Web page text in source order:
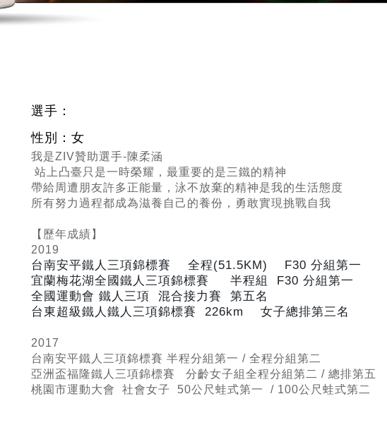
選手：
性別：女
我是ZIV贊助選手-陳柔涵
站上凸臺只是一時榮耀，最重要的是三鐵的精神
帶給周遭朋友許多正能量，泳不放棄的精神是我的生活態度
所有努力過程都成為滋養自己的養份，勇敢實現挑戰自我
【歷年成績】
2019
台南安平鐵人三項錦標賽 全程(51.5KM) F30 分組第一
宜蘭梅花湖全國鐵人三項錦標賽 半程組 F30 分組第一
全國運動會 鐵人三項 混合接力賽 第五名
台東超級鐵人鐵人三項錦標賽 226km 女子總排第三名
2017
台南安平鐵人三項錦標賽 半程分組第一 / 全程分組第二
亞洲盃福隆鐵人三項錦標賽 分齡女子組全程分組第二 / 總排第五
桃園市運動大會 社會女子 50公尺蛙式第一 / 100公尺蛙式第二